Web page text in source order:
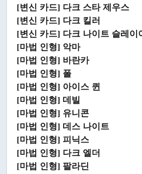
[변신 카드] 다크 스타 제우스
[변신 카드] 다크 킬러
[변신 카드] 다크 나이트 슬레이
[마법 인형] 악마
[마법 인형] 바란카
[마법 인형] 폴
[마법 인형] 아이스 퀸
[마법 인형] 데빌
[마법 인형] 유니콘
[마법 인형] 데스 나이트
[마법 인형] 피닉스
[마법 인형] 다크 엘더
[마법 인형] 팔라딘